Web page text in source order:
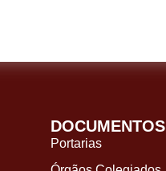
DOCUMENTOS
Portarias